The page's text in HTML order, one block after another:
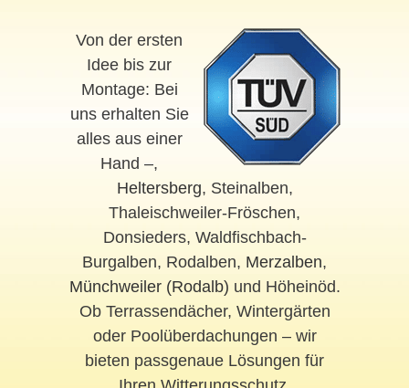
Von der ersten
Idee bis zur
Montage: Bei
uns erhalten Sie
alles aus einer
Hand –,
Heltersberg, Steinalben,
Thaleischweiler-Fröschen,
Donsieders, Waldfischbach-
Burgalben, Rodalben, Merzalben,
Münchweiler (Rodalb) und Höheinöd.
Ob Terrassendächer, Wintergärten
oder Poolüberdachungen – wir
bieten passgenaue Lösungen für